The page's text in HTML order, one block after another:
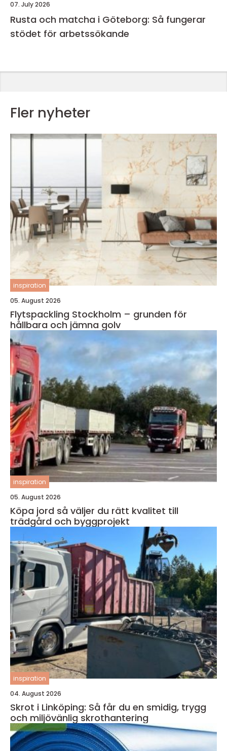
07. July 2026
Rusta och matcha i Göteborg: Så fungerar
stödet för arbetssökande
Fler nyheter
inspiration
05. August 2026
Flytspackling Stockholm – grunden för
hållbara och jämna golv
inspiration
05. August 2026
Köpa jord så väljer du rätt kvalitet till
trädgård och byggprojekt
inspiration
04. August 2026
Skrot i Linköping: Så får du en smidig, trygg
och miljövänlig skrothantering